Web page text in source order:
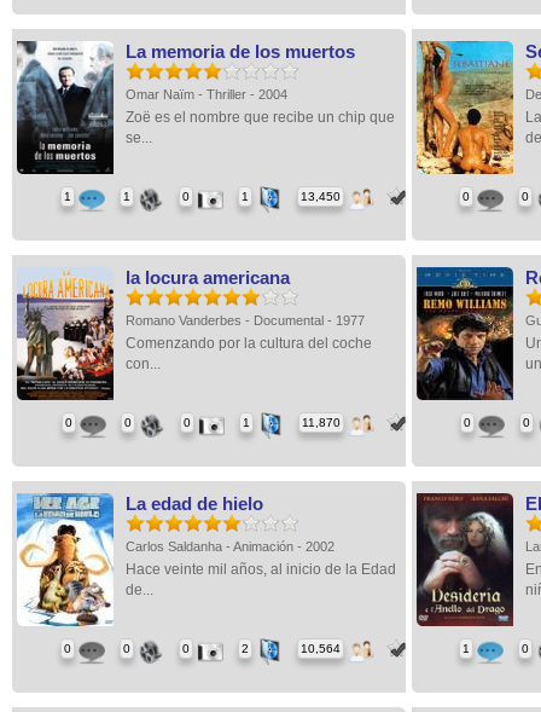
La memoria de los muertos
Omar Naïm - Thriller - 2004
Zoë es el nombre que recibe un chip que
se...
1 1 0 1 13,450 0 0
la locura americana
Romano Vanderbes - Documental - 1977
Comenzando por la cultura del coche
con...
0 0 0 1 11,870 0 0
La edad de hielo
Carlos Saldanha - Animación - 2002
Hace veinte mil años, al inicio de la Edad
de...
0 0 0 2 10,564 1 0